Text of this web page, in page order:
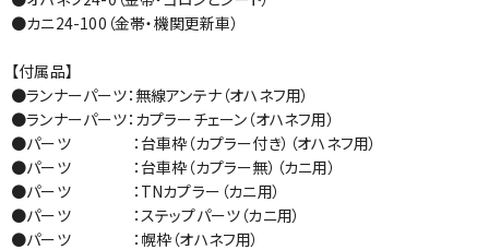
●カニ24-100（金帯・機関更新車）
【付属品】
●ランナーパーツ：無線アンテナ（オハネフ用）
●ランナーパーツ：カプラーチェーン（オハネフ用）
●パーツ ：台車枠（カプラー付き）（オハネフ用）
●パーツ ：台車枠（カプラー無）（カニ用）
●パーツ ：TNカプラー（カニ用）
●パーツ ：ステップパーツ（カニ用）
●パーツ ：幌枠（オハネフ用）